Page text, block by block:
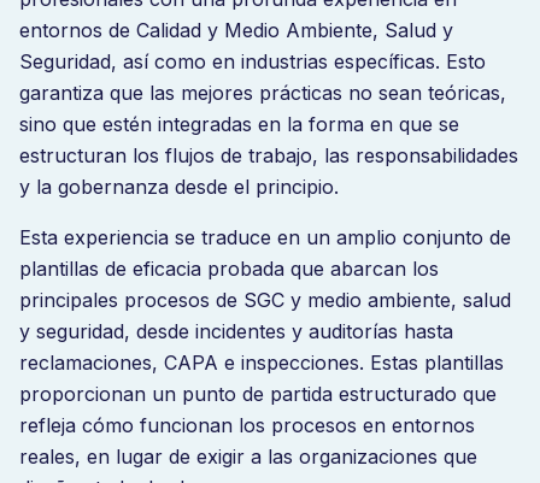
entornos de Calidad y Medio Ambiente, Salud y
Seguridad, así como en industrias específicas. Esto
garantiza que las mejores prácticas no sean teóricas,
sino que estén integradas en la forma en que se
estructuran los flujos de trabajo, las responsabilidades
y la gobernanza desde el principio.
Esta experiencia se traduce en un amplio conjunto de
plantillas de eficacia probada que abarcan los
principales procesos de SGC y medio ambiente, salud
y seguridad, desde incidentes y auditorías hasta
reclamaciones, CAPA e inspecciones. Estas plantillas
proporcionan un punto de partida estructurado que
refleja cómo funcionan los procesos en entornos
reales, en lugar de exigir a las organizaciones que